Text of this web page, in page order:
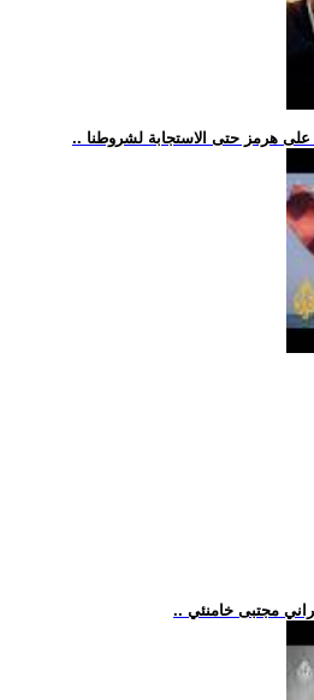
على هرمز حتى الاستجابة لشروطنا
مجتبى خامنئي